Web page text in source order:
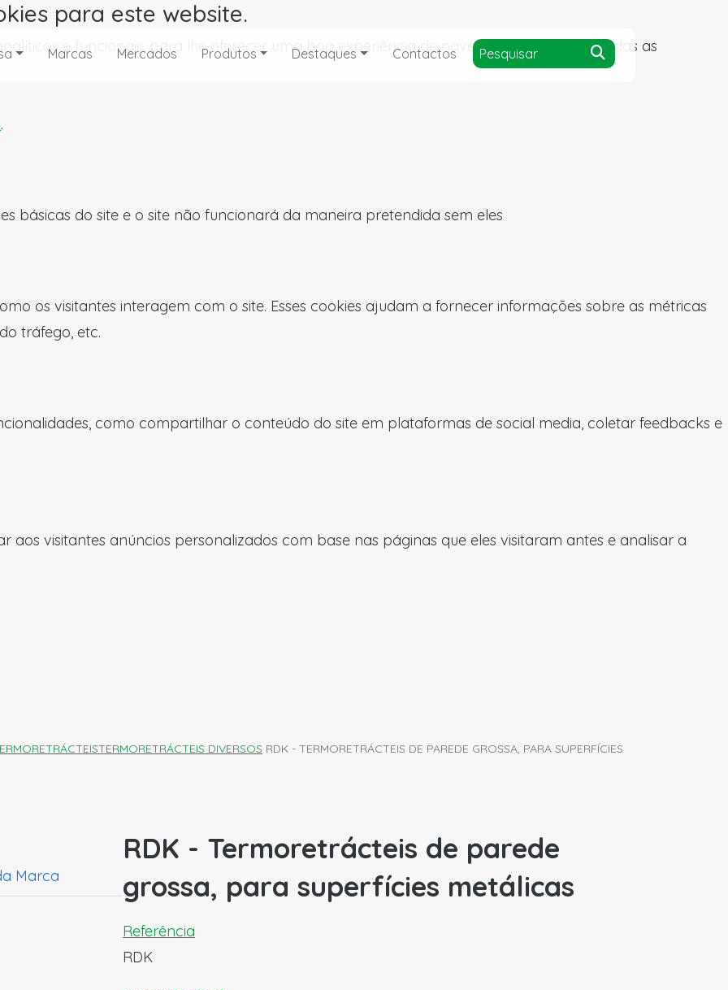
para este website.
e funcionais, para lhe oferecer uma boa experiência de navegação e acesso a todas as
.
básicas do site e o site não funcionará da maneira pretendida sem eles
os visitantes interagem com o site. Esses cookies ajudam a fornecer informações sobre as métricas
tráfego, etc.
como compartilhar o conteúdo do site em plataformas de social media, coletar feedbacks e
aos visitantes anúncios personalizados com base nas páginas que eles visitaram antes e analisar a
Marcas Mercados Produtos Destaques Contactos
TERMORETRÁCTEIS DIVERSOS RDK - TERMORETRÁCTEIS DE PAREDE GROSSA, PARA SUPERFÍCIES
Marca
RDK - Termoretrácteis de parede
grossa, para superfícies metálicas
Referência
RDK